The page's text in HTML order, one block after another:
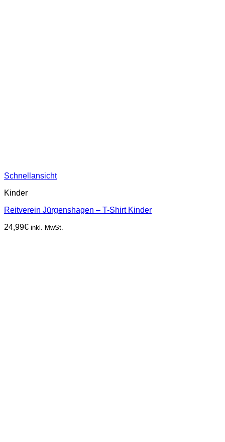
Schnellansicht
Kinder
Reitverein Jürgenshagen – T-Shirt Kinder
24,99€ inkl. MwSt.